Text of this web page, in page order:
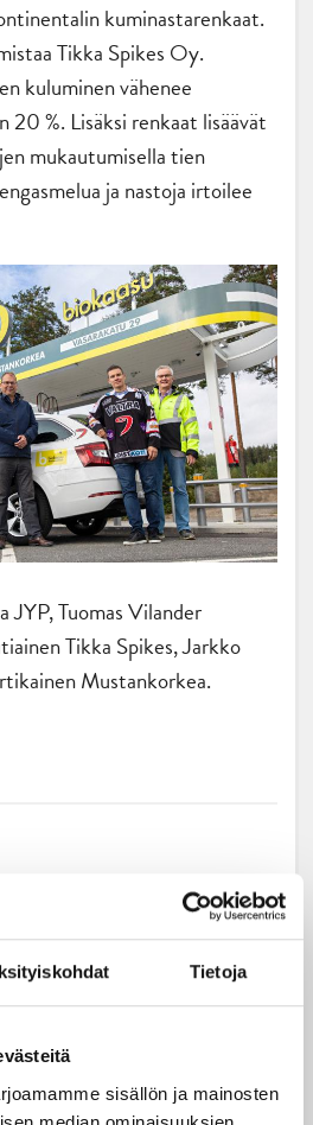
Tietoja
sisällön ja mainosten
kuminastarenkaat.
Tikka Spikes Oy.
kuluminen vähenee
20 %. Lisäksi renkaat lisäävät
mukautumisella tien
ja nastoja irtoilee
JYP, Tuomas Vilander
Tikka Spikes, Jarkko
Mustankorkea.
Cupista!